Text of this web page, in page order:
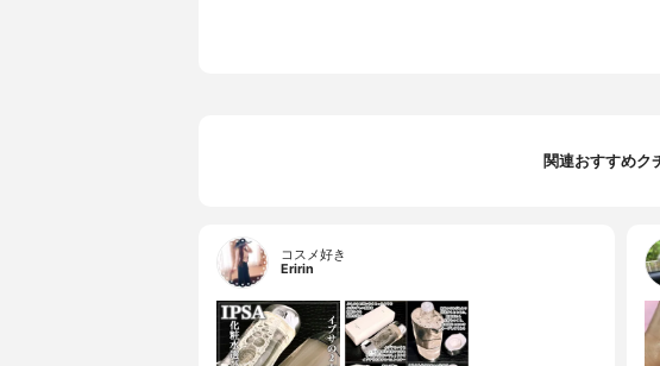
関連おすすめク
コスメ好き
Eririn